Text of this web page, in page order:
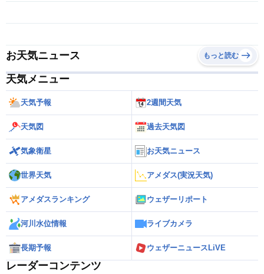
お天気ニュース もっと読む
天気メニュー
天気予報 2週間天気
天気図 過去天気図
気象衛星 お天気ニュース
世界天気 アメダス(実況天気)
アメダスランキング ウェザーリポート
河川水位情報 ライブカメラ
長期予報 ウェザーニュースLiVE
レーダーコンテンツ